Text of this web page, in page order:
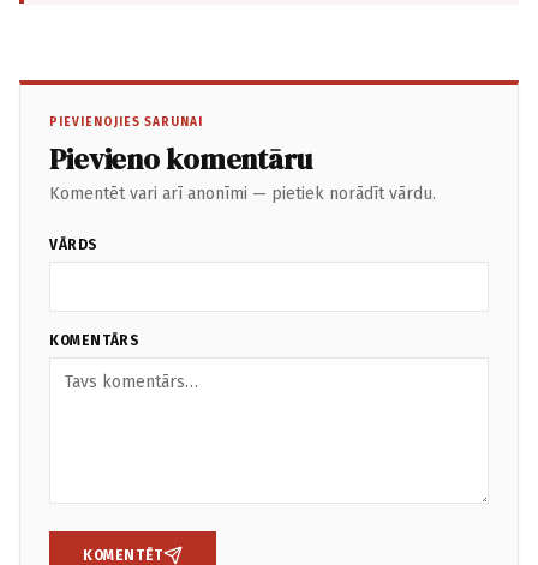
PIEVIENOJIES SARUNAI
Pievieno komentāru
Komentēt vari arī anonīmi — pietiek norādīt vārdu.
VĀRDS
KOMENTĀRS
KOMENTĒT